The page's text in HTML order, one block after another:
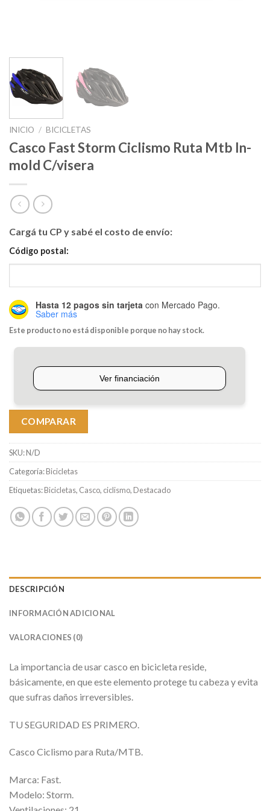
INICIO / BICICLETAS
Casco Fast Storm Ciclismo Ruta Mtb In-
mold C/visera
Cargá tu CP y sabé el costo de envío:
Código postal:
Hasta 12 pagos sin tarjeta con Mercado Pago.
Saber más
Este producto no está disponible porque no hay stock.
COMPARAR
SKU:N/D
Categoría:Bicicletas
Etiquetas:Bicicletas, Casco, ciclismo, Destacado
DESCRIPCIÓN
INFORMACIÓN ADICIONAL
VALORACIONES (0)
La importancia de usar casco en bicicleta reside,
básicamente, en que este elemento protege tu cabeza y evita
que sufras daños irreversibles.
TU SEGURIDAD ES PRIMERO.
Casco Ciclismo para Ruta/MTB.
Marca: Fast.
Modelo: Storm.